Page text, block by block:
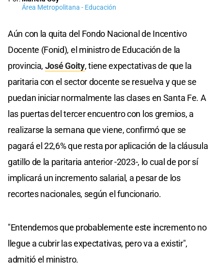
Área Metropolitana - Educación
Aún con la quita del Fondo Nacional de Incentivo
Docente (Fonid), el ministro de Educación de la
provincia, José Goity, tiene expectativas de que la
paritaria con el sector docente se resuelva y que se
puedan iniciar normalmente las clases en Santa Fe. A
las puertas del tercer encuentro con los gremios, a
realizarse la semana que viene, confirmó que se
pagará el 22,6% que resta por aplicación de la cláusula
gatillo de la paritaria anterior -2023-, lo cual de por sí
implicará un incremento salarial, a pesar de los
recortes nacionales, según el funcionario.
"Entendemos que probablemente este incremento no
llegue a cubrir las expectativas, pero va a existir",
admitió el ministro.